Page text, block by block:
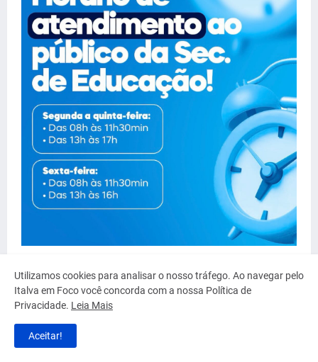
Utilizamos cookies para analisar o nosso tráfego. Ao navegar pelo
Italva em Foco você concorda com a nossa Política de
Privacidade. Leia Mais
Aceitar!